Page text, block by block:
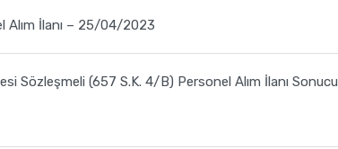
Alım İlanı – 25/04/2023
Sözleşmeli (657 S.K. 4/B) Personel Alım İlanı Sonucu